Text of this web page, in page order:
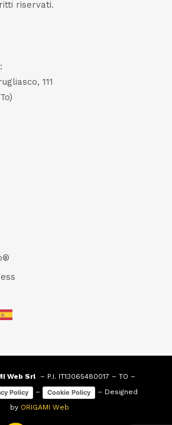
riservati.
111
Web Srl– P.I. IT13065480017 – TO –
Policy – Cookie Policy
– Designed
by ORIGAMI Web